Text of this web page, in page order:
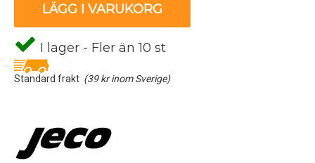
LÄGG I VARUKORG
I lager - Fler än 10 st
Standard frakt (39 kr inom Sverige)